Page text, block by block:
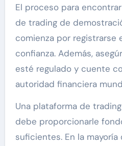
El proceso para
de trading de
comienza por registrarse
confianza. Además,
esté regulado y cuente
autoridad financiera
Una plataforma de
debe proporcionarle
suficientes. En la